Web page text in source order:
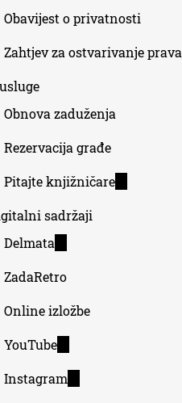
Obavijest o privatnosti
Zahtjev za ostvarivanje prava
Obnova zaduženja
Rezervacija građe
Pitajte knjižničare(link
sadržaji
Delmata
external)
ZadaRetro
Online izložbe
YouTube(link
external)
Instagram(link